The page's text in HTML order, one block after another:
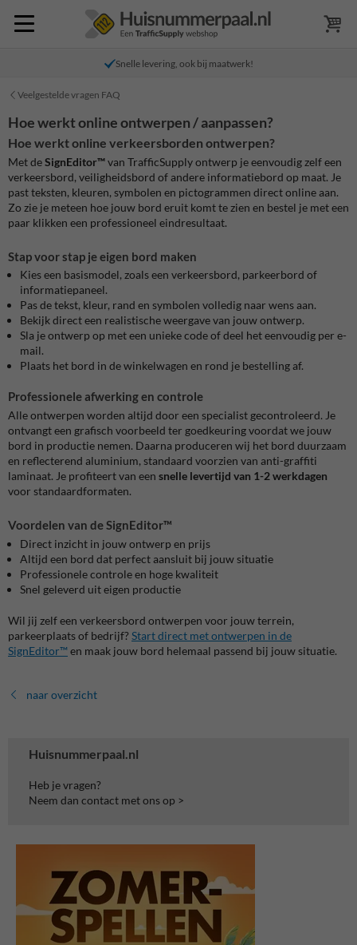
Snelle levering, ook bij maatwerk!
Veelgestelde vragen FAQ
Huisnummerpaal.nl
Heb je vragen?
Neem dan contact met ons op >
Hoe werkt online ontwerpen / aanpassen?
Hoe werkt online verkeersborden ontwerpen?
Met deSignEditor™van TrafficSupply ontwerp je eenvoudig zelf een
verkeersbord, veiligheidsbord of andere informatiebord op maat. Je
past teksten, kleuren, symbolen en pictogrammen direct online aan.
Zo zie je meteen hoe jouw bord eruit komt te zien en bestel je met een
paar klikken een professioneel eindresultaat.
Stap voor stap je eigen bord maken
Kies een basismodel, zoals een verkeersbord, parkeerbord of
informatiepaneel.
Pas de tekst, kleur, rand en symbolen volledig naar wens aan.
Bekijk direct een realistische weergave van jouw ontwerp.
Sla je ontwerp op met een unieke code of deel het eenvoudig per e-
mail.
Plaats het bord in de winkelwagen en rond je bestelling af.
Professionele afwerking en controle
Alle ontwerpen worden altijd door een specialist gecontroleerd. Je
ontvangt een grafisch voorbeeld ter goedkeuring voordat we jouw
bord in productie nemen. Daarna produceren wij het bord duurzaam
en reflecterend aluminium, standaard voorzien van anti-graffiti
laminaat. Je profiteert van een snelle levertijd van 1-2 werkdagen
voor standaardformaten.
Voordelen van de SignEditor™
Direct inzicht in jouw ontwerp en prijs
Altijd een bord dat perfect aansluit bij jouw situatie
Professionele controle en hoge kwaliteit
Snel geleverd uit eigen productie
Wil jij zelf een verkeersbord ontwerpen voor jouw terrein,
parkeerplaats of bedrijf? Start direct met ontwerpen in de
SignEditor™en maak jouw bord helemaal passend bij jouw situatie.
naar overzicht